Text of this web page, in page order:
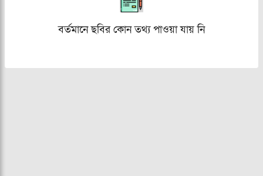
বর্তমানে ছবির কোন তথ্য পাওয়া যায় নি